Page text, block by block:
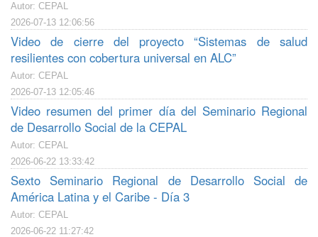
Autor: CEPAL
2026-07-13 12:06:56
Video de cierre del proyecto “Sistemas de salud
resilientes con cobertura universal en ALC”
Autor: CEPAL
2026-07-13 12:05:46
Video resumen del primer día del Seminario Regional
de Desarrollo Social de la CEPAL
Autor: CEPAL
2026-06-22 13:33:42
Sexto Seminario Regional de Desarrollo Social de
América Latina y el Caribe - Día 3
Autor: CEPAL
2026-06-22 11:27:42